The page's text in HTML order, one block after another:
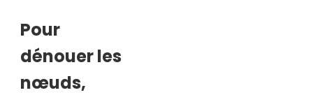
Pour
dénouer les
nœuds,